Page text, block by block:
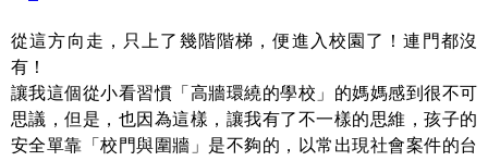
從這方向走，只上了幾階階梯，便進入校園了！連門都沒
有！
讓我這個從小看習慣「高牆環繞的學校」的媽媽感到很不可
思議，但是，也因為這樣，讓我有了不一樣的思維，孩子的
安全單靠「校門與圍牆」是不夠的，以常出現社會案件的台